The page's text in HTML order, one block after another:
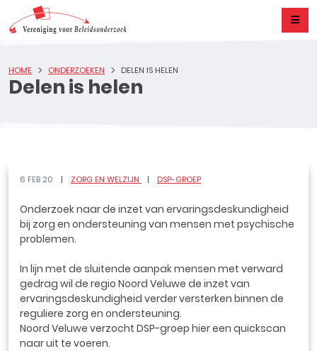
Delen is helen
HOME ONDERZOEKEN DELEN IS HELEN
6 FEB 20 ZORG EN WELZIJN DSP-GROEP
Onderzoek naar de inzet van ervaringsdeskundigheid
bij zorg en ondersteuning van mensen met psychische
problemen.
In lijn met de sluitende aanpak mensen met verward
gedrag wil de regio Noord Veluwe de inzet van
ervaringsdeskundigheid verder versterken binnen de
reguliere zorg en ondersteuning.
Noord Veluwe verzocht DSP-groep hier een quickscan
naar uit te voeren.